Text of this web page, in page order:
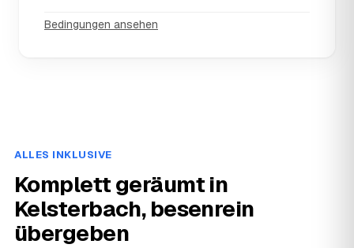
Bedingungen ansehen
ALLES INKLUSIVE
Komplett geräumt in
Kelsterbach, besenrein
übergeben